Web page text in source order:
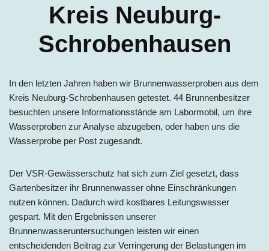
Kreis Neuburg-
Schrobenhausen
In den letzten Jahren haben wir Brunnenwasserproben aus dem
Kreis Neuburg-Schrobenhausen getestet. 44 Brunnenbesitzer
besuchten unsere Informationsstände am Labormobil, um ihre
Wasserproben zur Analyse abzugeben, oder haben uns die
Wasserprobe per Post zugesandt.
Der VSR-Gewässerschutz hat sich zum Ziel gesetzt, dass
Gartenbesitzer ihr Brunnenwasser ohne Einschränkungen
nutzen können. Dadurch wird kostbares Leitungswasser
gespart. Mit den Ergebnissen unserer
Brunnenwasseruntersuchungen leisten wir einen
entscheidenden Beitrag zur Verringerung der Belastungen im